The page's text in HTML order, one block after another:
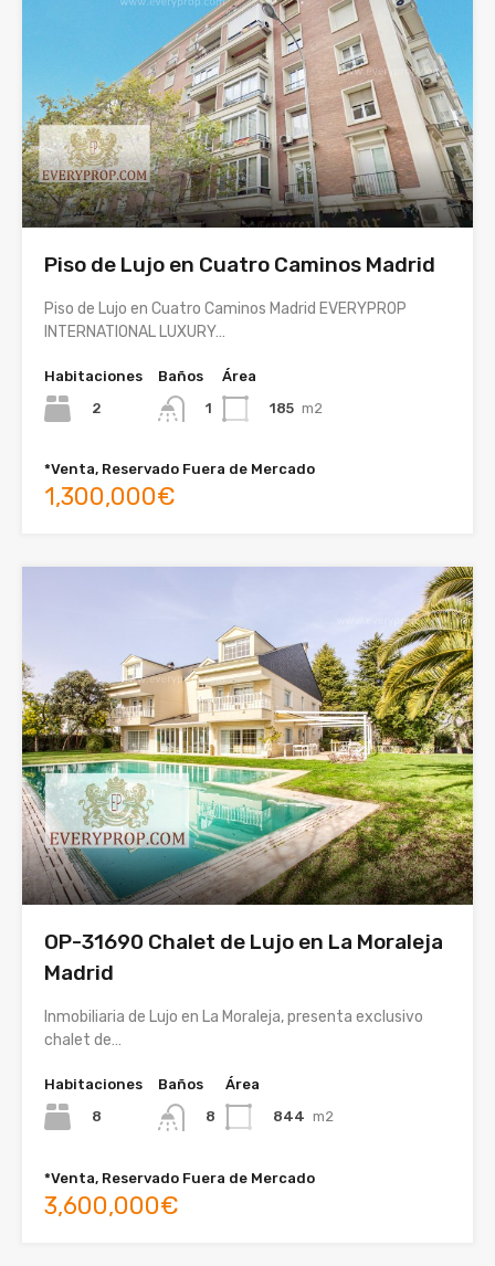
Piso de Lujo en Cuatro Caminos Madrid
Piso de Lujo en Cuatro Caminos Madrid EVERYPROP
INTERNATIONAL LUXURY…
Habitaciones
2
Baños
1
Área
185 m2
*Venta, Reservado Fuera de Mercado
1,300,000€
OP-31690 Chalet de Lujo en La Moraleja
Madrid
Inmobiliaria de Lujo en La Moraleja, presenta exclusivo
chalet de…
Habitaciones
8
Baños
8
Área
844 m2
*Venta, Reservado Fuera de Mercado
3,600,000€